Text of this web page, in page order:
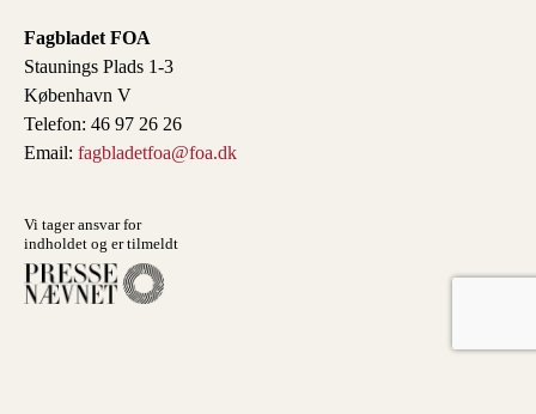
Fagbladet FOA
Staunings Plads 1-3
København V
Telefon: 46 97 26 26
Email: fagbladetfoa@foa.dk
Vi tager ansvar for
indholdet og er tilmeldt